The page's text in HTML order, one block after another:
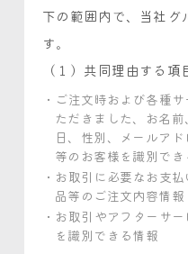
下の範囲内で、当社グ
す。
（１）共同理由する項
ご注文時および各種
ただきました、お名
日、性別、
メールア
等のお客様を識別でき
お取引に必要なお支
品等のご注文内容情報
お取引やアフターサ
を識別できる情報